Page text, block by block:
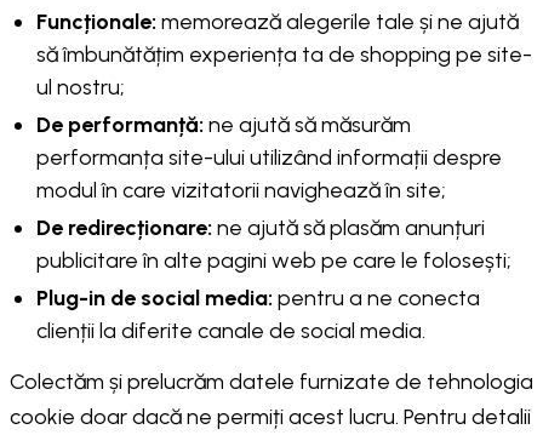
Funcționale: memorează alegerile tale și ne ajută
să îmbunătățim experiența ta de shopping pe site-
ul nostru;
De performanță: ne ajută să măsurăm
performanța site-ului utilizând informații despre
modul în care vizitatorii navighează în site;
De redirecționare: ne ajută să plasăm anunțuri
publicitare în alte pagini web pe care le folosești;
Plug-in de social media: pentru a ne conecta
clienții la diferite canale de social media.
Colectăm și prelucrăm datele furnizate de tehnologia
cookie doar dacă ne permiți acest lucru. Pentru detalii